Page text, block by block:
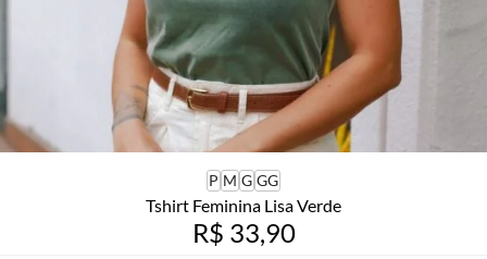
P M G GG
Tshirt Feminina Lisa Verde
R$ 33,90